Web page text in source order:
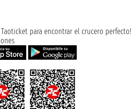
Taoticket para encontrar el crucero perfecto!